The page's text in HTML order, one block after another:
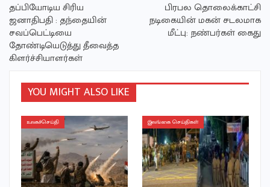
தப்பியோடிய சிரிய
ஜனாதிபதி : தந்தையின்
சவப்பெட்டியை
தோண்டியெடுத்து தீவைத்த
கிளர்ச்சியாளர்கள்
பிரபல தொலைக்காட்சி
நடிகையின் மகன் சடலமாக
மீட்பு: நண்பர்கள் கைது
YOU MIGHT ALSO LIKE
உலகச்செய்தி இலங்கை செய்திகள்